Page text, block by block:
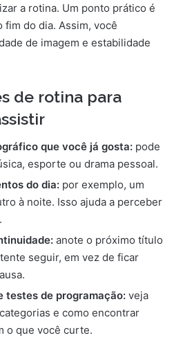
a rotina. Um ponto prático é
fim do dia. Assim, você
de imagem e estabilidade
de rotina para
que você já gosta: pode
esporte ou drama pessoal.
do dia: por exemplo, um
à noite. Isso ajuda a perceber
anote o próximo título
seguir, em vez de ficar
testes de programação: veja
e como encontrar
o que você curte.